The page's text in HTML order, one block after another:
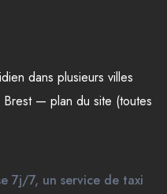
dans plusieurs villes
Brest— plan du site (toutes
7j/7, un service de taxi